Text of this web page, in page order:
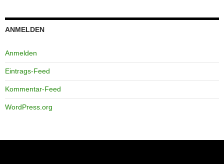
ANMELDEN
Anmelden
Eintrags-Feed
Kommentar-Feed
WordPress.org